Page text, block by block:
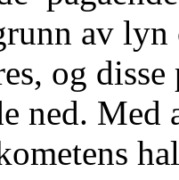
av lyn
og
ned.